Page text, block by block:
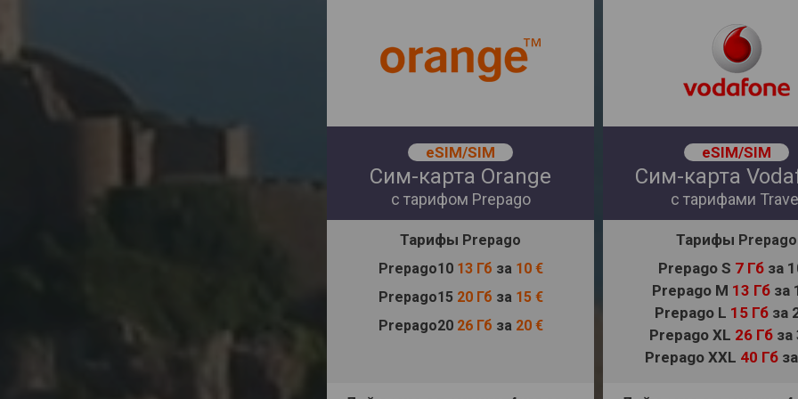
eSIM/SIM
Сим-карта Orange
с тарифом Prepago
Тарифы Prepago
Prepago10 13 Гб за 10 €
Prepago15 20 Гб за 15 €
Prepago20 26 Гб за 20 €
eSIM/SIM
Сим-карта
с тарифами
Тарифы Prepago
Prepago S 7 Гб за
Prepago M 13 Гб за
Prepago L 15 Гбза
Prepago XL 26 Гб за
Prepago XXL 40 Гб